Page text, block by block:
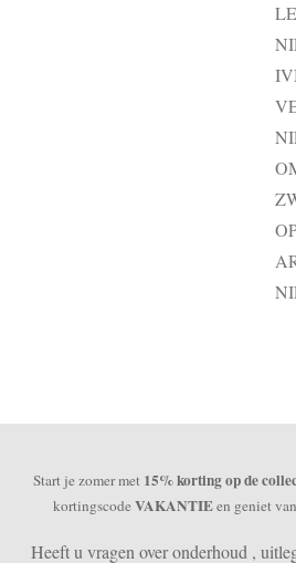
Start je zomer met 15% korting op de
kortingscodeVAKANTIEen geniet
Heeft u vragen over onderhoud ,